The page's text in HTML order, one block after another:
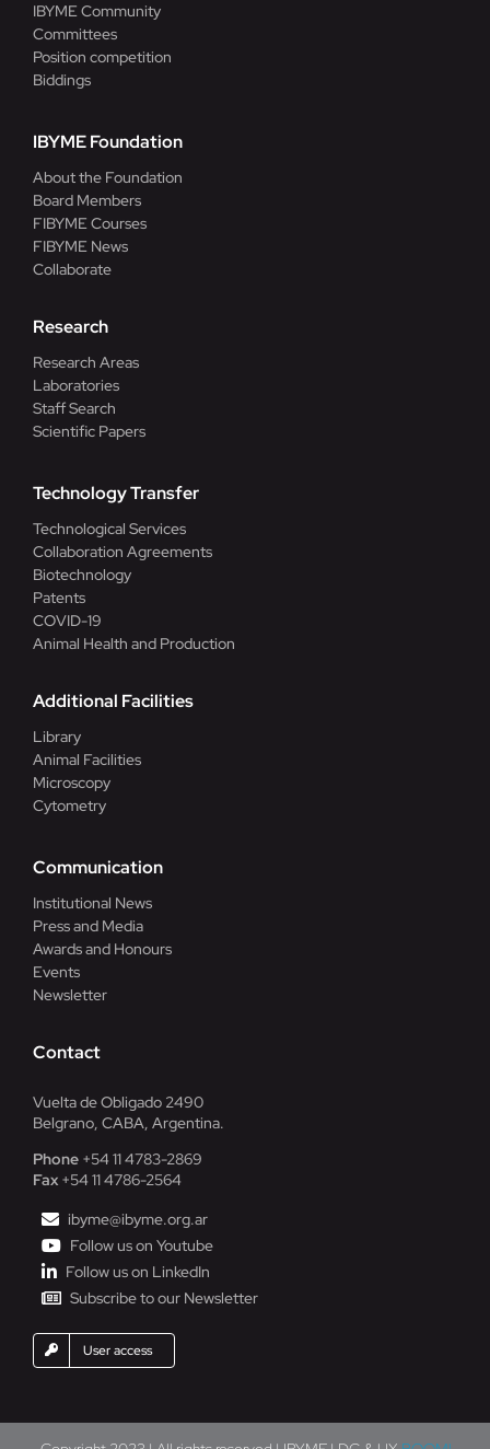
IBYME Community
Committees
Position competition
Biddings
IBYME Foundation
About the Foundation
Board Members
FIBYME Courses
FIBYME News
Collaborate
Research
Research Areas
Laboratories
Staff Search
Scientific Papers
Technology Transfer
Technological Services
Collaboration Agreements
Biotechnology
Patents
COVID-19
Animal Health and Production
Additional Facilities
Library
Animal Facilities
Microscopy
Cytometry
Communication
Institutional News
Press and Media
Awards and Honours
Events
Newsletter
Contact
Vuelta de Obligado 2490
Belgrano, CABA, Argentina.
Phone+54 11 4783-2869
Fax+54 11 4786-2564
ibyme@ibyme.org.ar
Follow us on Youtube
Follow us on LinkedIn
Subscribe to our Newsletter
User access